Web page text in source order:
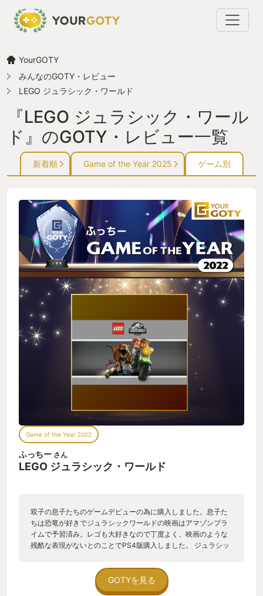
YourGOTY
みんなのGOTY・レビュー
LEGO ジュラシック・ワールド
『LEGO ジュラシック・ワール
ド』のGOTY・レビュー一覧
新着順 Game of the Year 2025 ゲーム別
Game of the Year 2022
ふっちー さん
LEGO ジュラシック・ワールド
双子の息子たちのゲームデビューの為に購入しました。息子た
ちは恐竜が好きでジュラシックワールドの映画はアマゾンプラ
イムで予習済み。レゴも大好きなので丁度よく、映画のような
残酷な表現がないとのことでPS4版購入しました。 ジュラシッ
特有のアクションをするような内容。塞がった道を通るために
トリケラトプスを使って障害物を破壊したり、川を渡るために
ブロックで橋を作ったりと、子供向け難易度ですが大人も一緒
GOTYを見る